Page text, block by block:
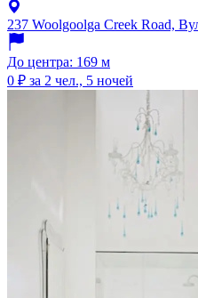
237 Woolgoolga Creek Road,
До центра: 169 м
0 ₽ за 2 чел., 5 ночей